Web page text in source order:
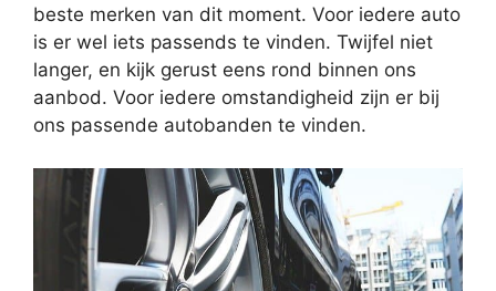
beste merken van dit moment. Voor iedere auto
is er wel iets passends te vinden. Twijfel niet
langer, en kijk gerust eens rond binnen ons
aanbod. Voor iedere omstandigheid zijn er bij
ons passende autobanden te vinden.